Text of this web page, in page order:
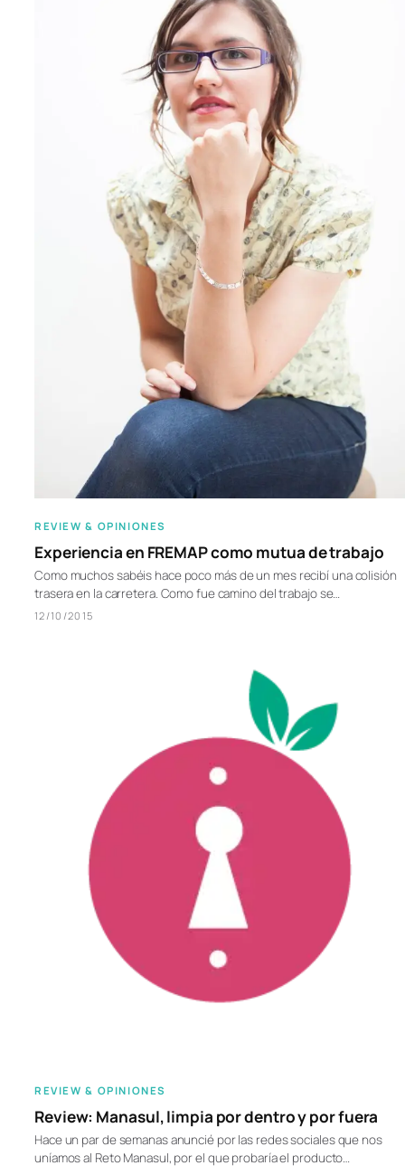
REVIEW & OPINIONES
Experiencia en FREMAP como mutua de trabajo
Como muchos sabéis hace poco más de un mes recibí una colisión
trasera en la carretera. Como fue camino del trabajo se…
12/10/2015
REVIEW & OPINIONES
Review: Manasul, limpia por dentro y por fuera
Hace un par de semanas anuncié por las redes sociales que nos
uníamos al Reto Manasul, por el que probaría el producto…